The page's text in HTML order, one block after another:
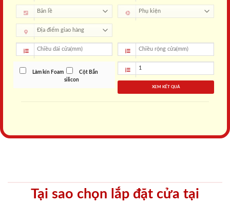
Làm kín Foam
Cột Bắn
silicon
XEM KẾT QUẢ
Tại sao chọn lắp đặt cửa tại